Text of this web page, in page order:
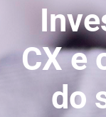
CX e
do